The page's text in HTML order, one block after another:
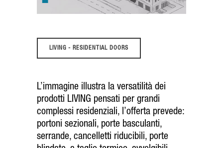
LIVING - RESIDENTIAL DOORS
L’immagine illustra la versatilità dei
prodotti LIVING pensati per grandi
complessi residenziali, l’offerta prevede:
portoni sezionali, porte basculanti,
serrande, cancelletti riducibili, porte